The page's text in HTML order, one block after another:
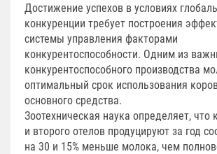
Достижение успехов в условиях
конкуренции требует построения
системы управления факторами
конкурентоспособности. Одним из
конкурентоспособного производства
оптимальный срок использования
основного средства.
Зоотехническая наука определяет, что
и второго отелов продуцируют за год
на 30 и 15% меньше молока, чем